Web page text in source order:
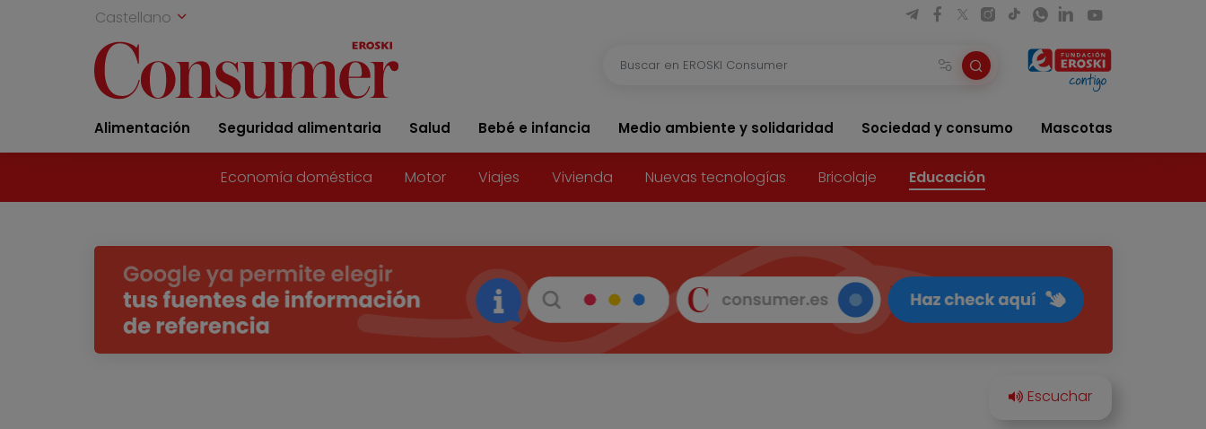
Castellano
Alimentación Seguridad alimentaria Salud Bebé e infancia Medio ambiente y solidaridad Sociedad y consumo Mascotas
Economía doméstica Motor Viajes Vivienda Nuevas tecnologías Bricolaje Educación